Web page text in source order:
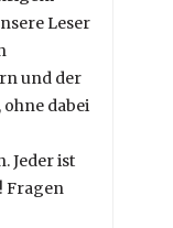
Leser
und der
dabei
Jeder ist
Fragen